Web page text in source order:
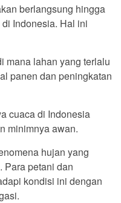
berlangsung hingga
Indonesia. Hal ini
mana lahan yang terlalu
panen dan peningkatan
cuaca di Indonesia
minimnya awan.
hujan yang
Para petani dan
kondisi ini dengan